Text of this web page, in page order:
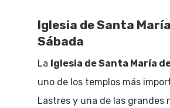
Iglesia de Santa
Sábada
La Iglesia de Santa María
uno de los templos más
Lastres y una de las grandes